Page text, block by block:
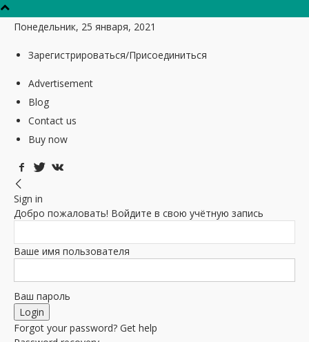
Понедельник, 25 января, 2021
Зарегистрироваться/Присоединиться
Advertisement
Blog
Contact us
Buy now
Sign in
Добро пожаловать! Войдите в свою учётную запись
Ваше имя пользователя
Ваш пароль
Forgot your password? Get help